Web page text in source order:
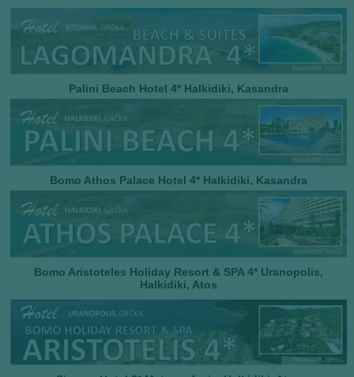
Palini Beach Hotel 4* Halkidiki, Kasandra
Bomo Athos Palace Hotel 4* Halkidiki, Kasandra
Bomo Aristoteles Holiday Resort & SPA 4* Uranopolis,
Halkidiki, Atos